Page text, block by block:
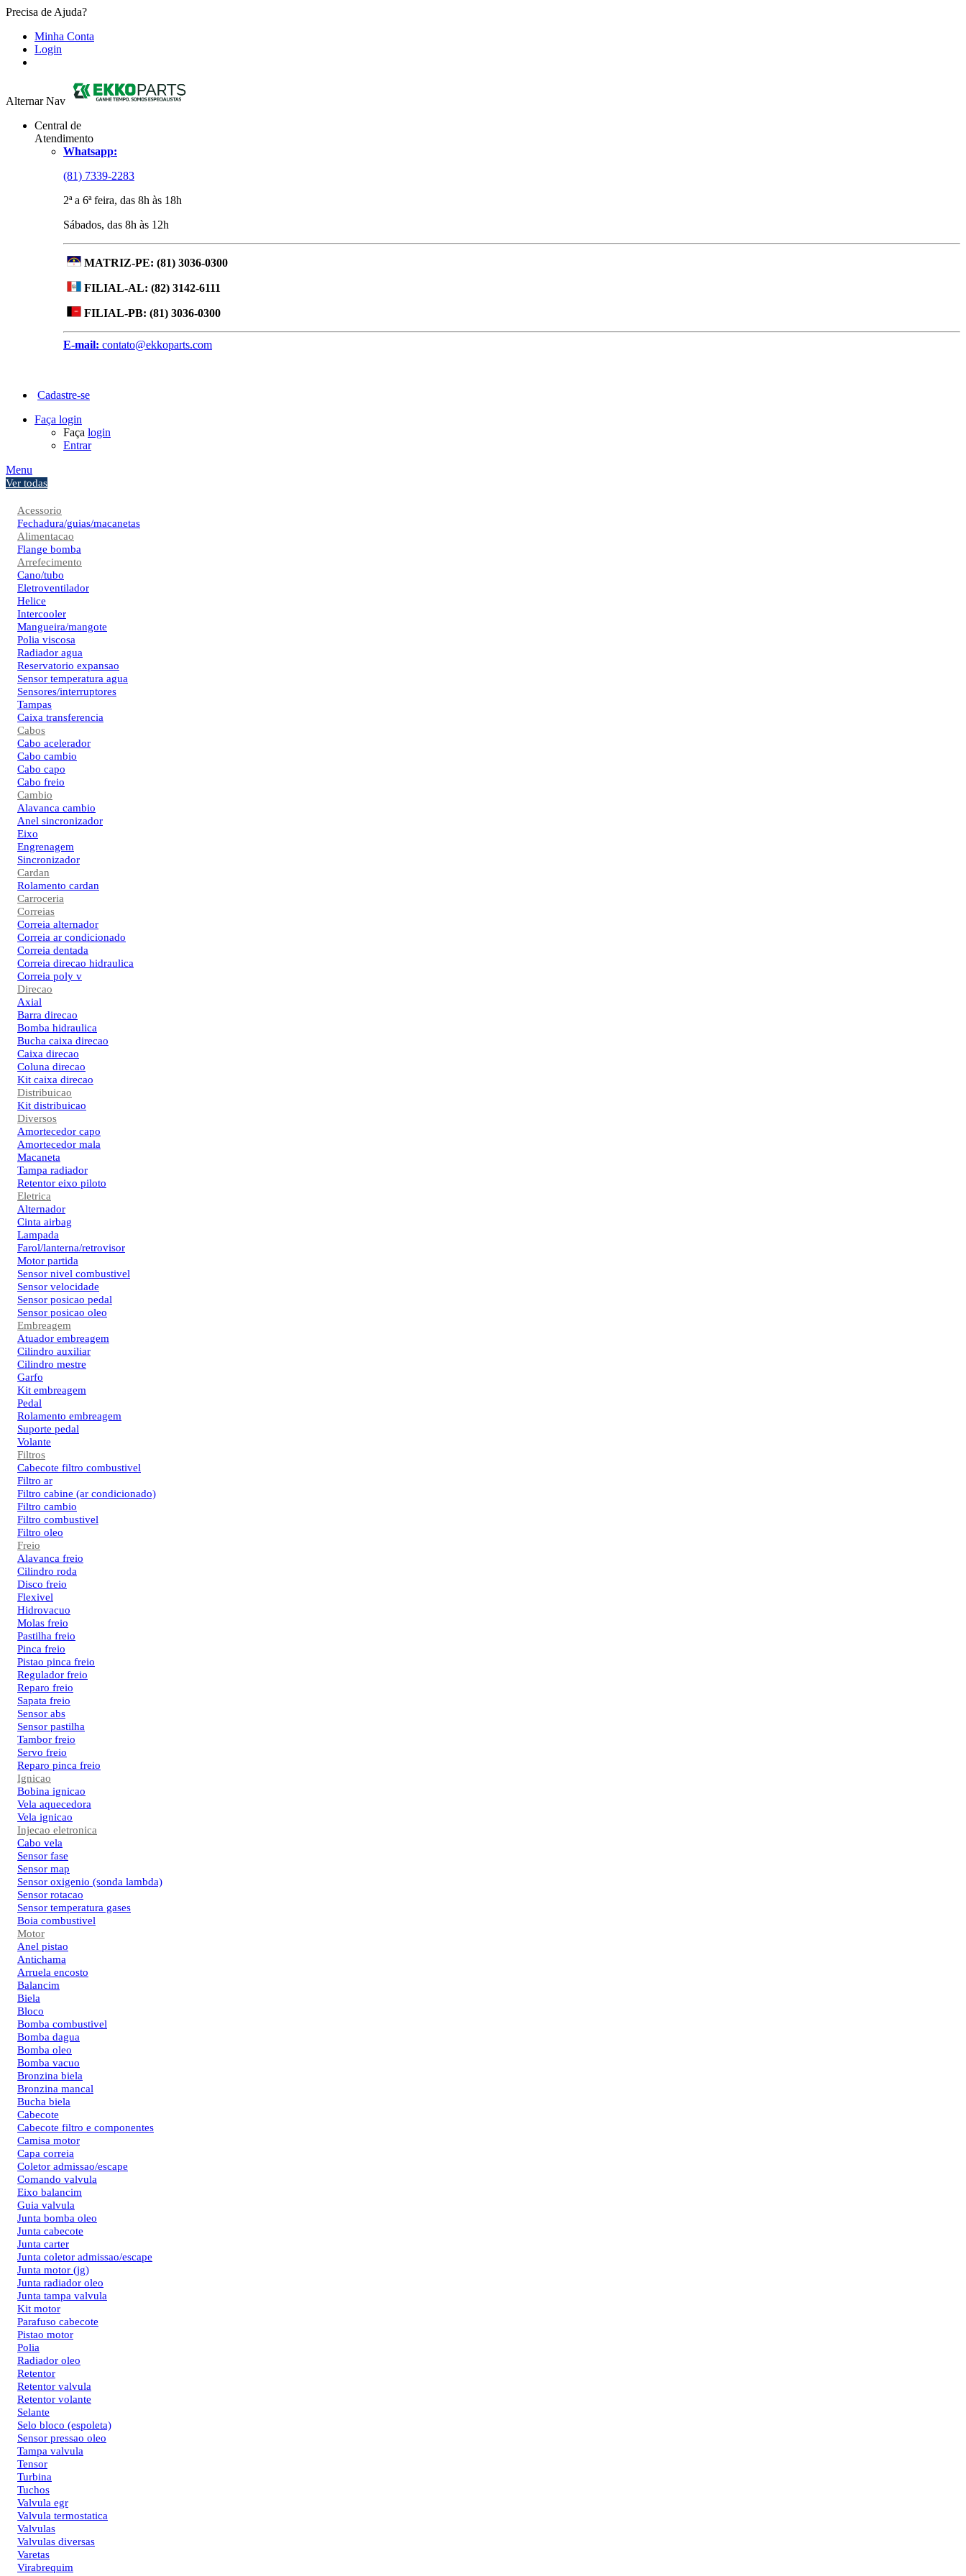
Precisa de Ajuda?
Minha Conta
Login
Alternar Nav
Central de
Atendimento
Whatsapp:
(81) 7339-2283
2ª a 6ª feira, das 8h às 18h
Sábados, das 8h às 12h
MATRIZ-PE: (81) 3036-0300
FILIAL-AL: (82) 3142-6111
FILIAL-PB: (81) 3036-0300
E-mail: contato@ekkoparts.com
Cadastre-se
Faça login
Faça login
Entrar
Menu
Ver todas
Acessorio
Fechadura/guias/macanetas
Alimentacao
Flange bomba
Arrefecimento
Cano/tubo
Eletroventilador
Helice
Intercooler
Mangueira/mangote
Polia viscosa
Radiador agua
Reservatorio expansao
Sensor temperatura agua
Sensores/interruptores
Tampas
Caixa transferencia
Cabos
Cabo acelerador
Cabo cambio
Cabo capo
Cabo freio
Cambio
Alavanca cambio
Anel sincronizador
Eixo
Engrenagem
Sincronizador
Cardan
Rolamento cardan
Carroceria
Correias
Correia alternador
Correia ar condicionado
Correia dentada
Correia direcao hidraulica
Correia poly v
Direcao
Axial
Barra direcao
Bomba hidraulica
Bucha caixa direcao
Caixa direcao
Coluna direcao
Kit caixa direcao
Distribuicao
Kit distribuicao
Diversos
Amortecedor capo
Amortecedor mala
Macaneta
Tampa radiador
Retentor eixo piloto
Eletrica
Alternador
Cinta airbag
Lampada
Farol/lanterna/retrovisor
Motor partida
Sensor nivel combustivel
Sensor velocidade
Sensor posicao pedal
Sensor posicao oleo
Embreagem
Atuador embreagem
Cilindro auxiliar
Cilindro mestre
Garfo
Kit embreagem
Pedal
Rolamento embreagem
Suporte pedal
Volante
Filtros
Cabecote filtro combustivel
Filtro ar
Filtro cabine (ar condicionado)
Filtro cambio
Filtro combustivel
Filtro oleo
Freio
Alavanca freio
Cilindro roda
Disco freio
Flexivel
Hidrovacuo
Molas freio
Pastilha freio
Pinca freio
Pistao pinca freio
Regulador freio
Reparo freio
Sapata freio
Sensor abs
Sensor pastilha
Tambor freio
Servo freio
Reparo pinca freio
Ignicao
Bobina ignicao
Vela aquecedora
Vela ignicao
Injecao eletronica
Cabo vela
Sensor fase
Sensor map
Sensor oxigenio (sonda lambda)
Sensor rotacao
Sensor temperatura gases
Boia combustivel
Motor
Anel pistao
Antichama
Arruela encosto
Balancim
Biela
Bloco
Bomba combustivel
Bomba dagua
Bomba oleo
Bomba vacuo
Bronzina biela
Bronzina mancal
Bucha biela
Cabecote
Cabecote filtro e componentes
Camisa motor
Capa correia
Coletor admissao/escape
Comando valvula
Eixo balancim
Guia valvula
Junta bomba oleo
Junta cabecote
Junta carter
Junta coletor admissao/escape
Junta motor (jg)
Junta radiador oleo
Junta tampa valvula
Kit motor
Parafuso cabecote
Pistao motor
Polia
Radiador oleo
Retentor
Retentor valvula
Retentor volante
Selante
Selo bloco (espoleta)
Sensor pressao oleo
Tampa valvula
Tensor
Turbina
Tuchos
Valvula egr
Valvula termostatica
Valvulas
Valvulas diversas
Varetas
Virabrequim